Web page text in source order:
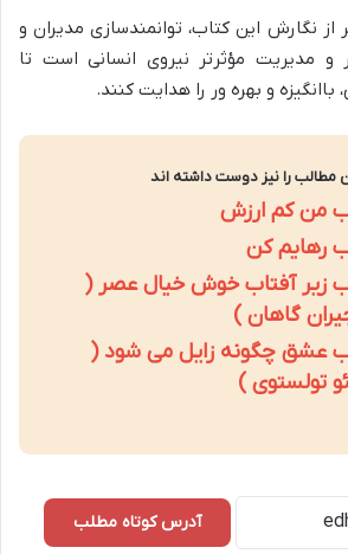
نگارش این کتاب، توانمندسازی مدیران و
و مدیریت مؤثرتر نیروی انسانی است تا
باانگیزه و بهره ور را هدایت کنند.
مطالب را نیز دوست داشته اند
من کم ارزش
رهایم کن
زیر آفتاب خوش خیال عصر (
گاهان )
عشق چگونه زایل می شود (
تولستوی )
آدرس کوتاه مطلب